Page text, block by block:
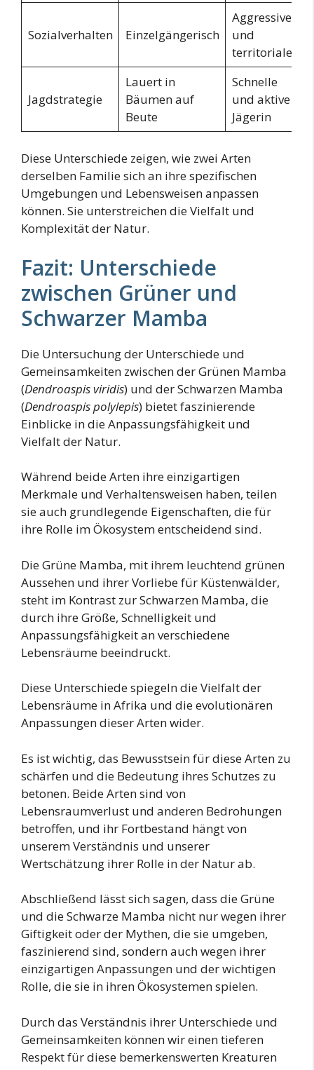
Sozialverhalten Einzelgängerisch
Aggressiver
und
territorialer
Jagdstrategie
Lauert in
Bäumen auf
Beute
Schnelle
und aktive
Jägerin
Diese Unterschiede zeigen, wie zwei Arten
derselben Familie sich an ihre spezifischen
Umgebungen und Lebensweisen anpassen
können. Sie unterstreichen die Vielfalt und
Komplexität der Natur.
Fazit: Unterschiede
zwischen Grüner und
Schwarzer Mamba
Die Untersuchung der Unterschiede und
Gemeinsamkeiten zwischen der Grünen Mamba
(Dendroaspis viridis) und der Schwarzen Mamba
(Dendroaspis polylepis) bietet faszinierende
Einblicke in die Anpassungsfähigkeit und
Vielfalt der Natur.
Während beide Arten ihre einzigartigen
Merkmale und Verhaltensweisen haben, teilen
sie auch grundlegende Eigenschaften, die für
ihre Rolle im Ökosystem entscheidend sind.
Die Grüne Mamba, mit ihrem leuchtend grünen
Aussehen und ihrer Vorliebe für Küstenwälder,
steht im Kontrast zur Schwarzen Mamba, die
durch ihre Größe, Schnelligkeit und
Anpassungsfähigkeit an verschiedene
Lebensräume beeindruckt.
Diese Unterschiede spiegeln die Vielfalt der
Lebensräume in Afrika und die evolutionären
Anpassungen dieser Arten wider.
Es ist wichtig, das Bewusstsein für diese Arten zu
schärfen und die Bedeutung ihres Schutzes zu
betonen. Beide Arten sind von
Lebensraumverlust und anderen Bedrohungen
betroffen, und ihr Fortbestand hängt von
unserem Verständnis und unserer
Wertschätzung ihrer Rolle in der Natur ab.
Abschließend lässt sich sagen, dass die Grüne
und die Schwarze Mamba nicht nur wegen ihrer
Giftigkeit oder der Mythen, die sie umgeben,
faszinierend sind, sondern auch wegen ihrer
einzigartigen Anpassungen und der wichtigen
Rolle, die sie in ihren Ökosystemen spielen.
Durch das Verständnis ihrer Unterschiede und
Gemeinsamkeiten können wir einen tieferen
Respekt für diese bemerkenswerten Kreaturen